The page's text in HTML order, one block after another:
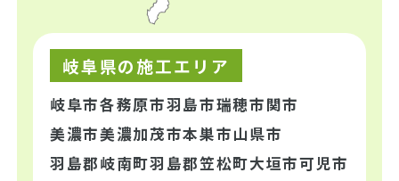
岐阜県の施工エリア
岐阜市各務原市羽島市瑞穂市関市
美濃市美濃加茂市本巣市山県市
羽島郡岐南町羽島郡笠松町大垣市可児市